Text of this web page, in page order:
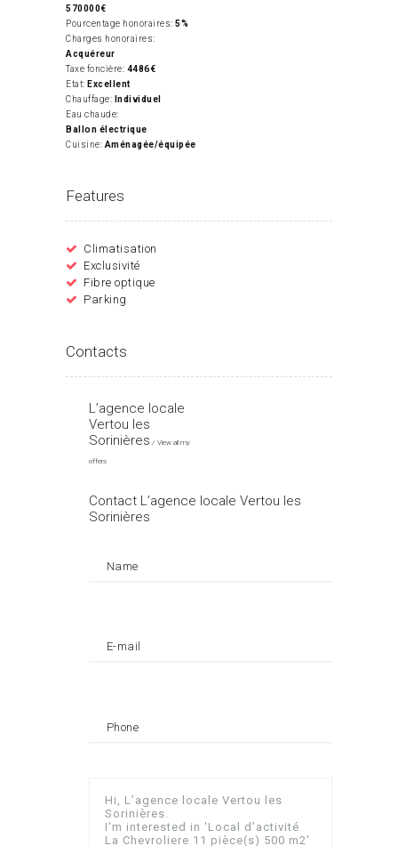
570000€
Pourcentage honoraires: 5%
Charges honoraires:
Acquéreur
Taxe foncière: 4486€
Etat: Excellent
Chauffage: Individuel
Eau chaude:
Ballon électrique
Cuisine: Aménagée/équipée
Features
Climatisation
Exclusivité
Fibre optique
Parking
Contacts
L’agence locale
Vertou les
Sorinières
View all my
offers
Contact L’agence locale Vertou les
Sorinières
Name
E-mail
Phone